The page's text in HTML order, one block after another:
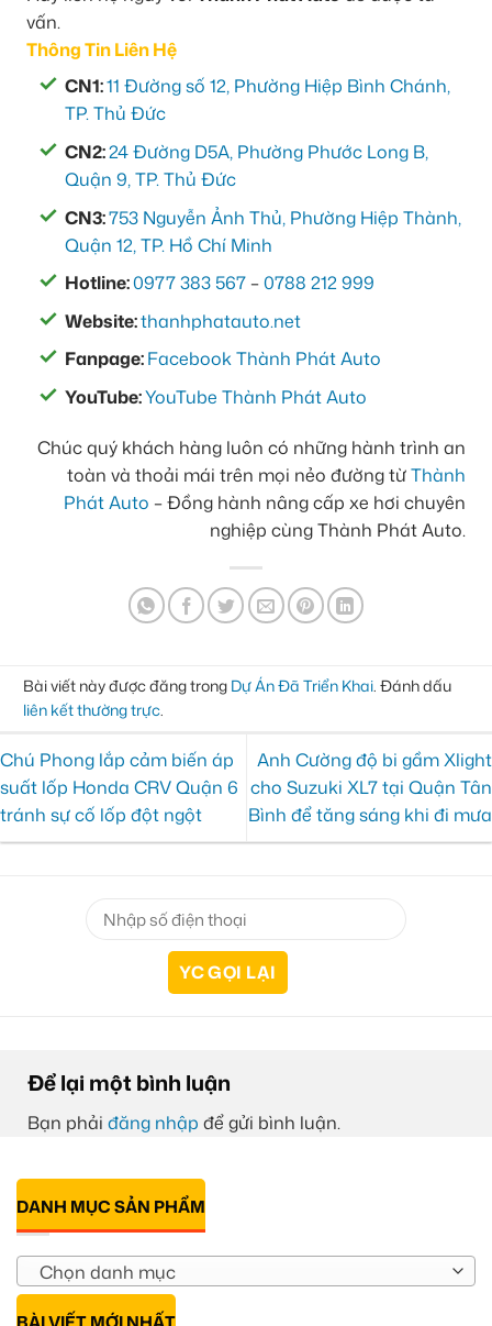
vấn.
Thông Tin Liên Hệ
CN1:11 Đường số 12, Phường Hiệp Bình Chánh,
TP. Thủ Đức
CN2:24 Đường D5A, Phường Phước Long B,
Quận 9, TP. Thủ Đức
CN3:753 Nguyễn Ảnh Thủ, Phường Hiệp Thành,
Quận 12, TP. Hồ Chí Minh
Hotline:0977 383 567 –0788 212 999
Website:thanhphatauto.net
Fanpage:Facebook Thành Phát Auto
YouTube:YouTube Thành Phát Auto
Chúc quý khách hàng luôn có những hành trình an
toàn và thoải mái trên mọi nẻo đường từThành
Phát Auto – Đồng hành nâng cấp xe hơi chuyên
nghiệp cùng Thành Phát Auto.
Bài viết này được đăng trong Dự Án Đã Triển Khai . Đánh dấu
liên kết thường trực
Chú Phong lắp cảm biến áp
suất lốp Honda CRV Quận 6
tránh sự cố lốp đột ngột
Anh Cường độ bi gầm Xlight
cho Suzuki XL7 tại Quận Tân
Bình để tăng sáng khi đi mưa
Để lại một bình luận
Bạn phải đăng nhập để gửi bình luận.
DANH MỤC SẢN PHẨM
Chọn danh mục